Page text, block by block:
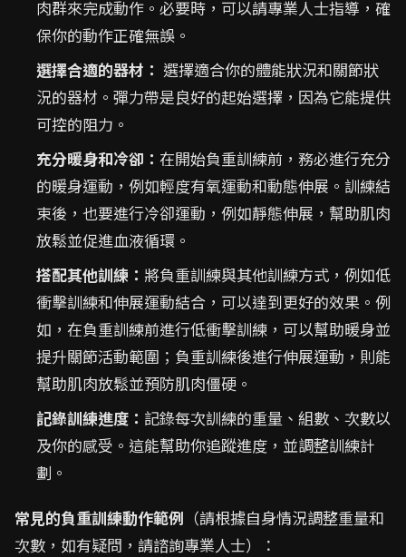
肉群來完成動作。必要時，可以請專業人士指導，確
保你的動作正確無誤。
選擇合適的器材： 選擇適合你的體能狀況和關節狀
況的器材。彈力帶是良好的起始選擇，因為它能提供
可控的阻力。
充分暖身和冷卻： 在開始負重訓練前，務必進行充分
的暖身運動，例如輕度有氧運動和動態伸展。訓練結
束後，也要進行冷卻運動，例如靜態伸展，幫助肌肉
放鬆並促進血液循環。
搭配其他訓練： 將負重訓練與其他訓練方式，例如低
衝擊訓練和伸展運動結合，可以達到更好的效果。例
如，在負重訓練前進行低衝擊訓練，可以幫助暖身並
提升關節活動範圍；負重訓練後進行伸展運動，則能
幫助肌肉放鬆並預防肌肉僵硬。
記錄訓練進度： 記錄每次訓練的重量、組數、次數以
及你的感受。這能幫助你追蹤進度，並調整訓練計
劃。
常見的負重訓練動作範例 （請根據自身情況調整重量和
次數，如有疑問，請諮詢專業人士）：